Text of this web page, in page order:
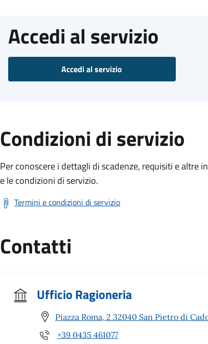
Accedi al servizio
Accedi al servizio
Condizioni di servizio
Per conoscere i dettagli di scadenze, requisiti e altre
e le condizioni di servizio.
Termini e condizioni di servizio
Contatti
Ufficio Ragioneria
Piazza Roma, 2 32040 San Pietro di
+39 0435 461077